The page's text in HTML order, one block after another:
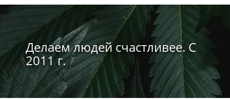
Делаем людей счастливее. С
2011 г.